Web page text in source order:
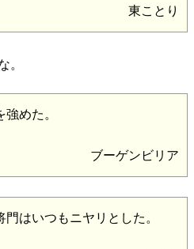
東ことり
。
めた。
ブーゲンビリア
はいつもニヤリとした。